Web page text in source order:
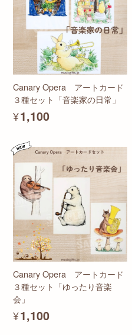
Canary Opera アートカード
３種セット「音楽家の日常」
¥1,100
Canary Opera アートカード
３種セット「ゆったり音楽
会」
¥1,100